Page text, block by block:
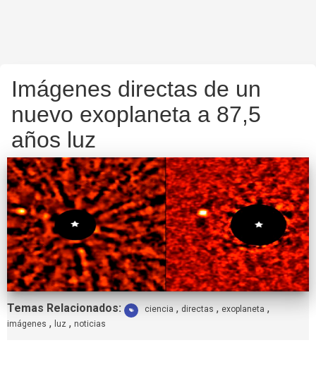
Imágenes directas de un
nuevo exoplaneta a 87,5
años luz
Temas Relacionados: Etiquetas:
ciencia , directas , exoplaneta ,
imágenes , luz , noticias